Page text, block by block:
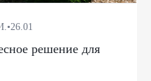
•26.01
решение для